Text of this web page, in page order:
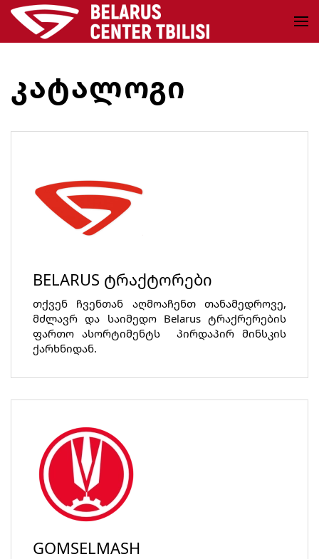
Skip to main content
ᲙᲐᲢᲐᲚᲝᲒᲘ
BELARUS ტრაქტორები
თქვენ ჩვენთან აღმოაჩენთ თანამედროვე,
მძლავრ და საიმედო Belarus ტრაქრერების
ფართო ასორტიმენტს პირდაპირ მინსკის
ქარხნიდან.
GOMSELMASH